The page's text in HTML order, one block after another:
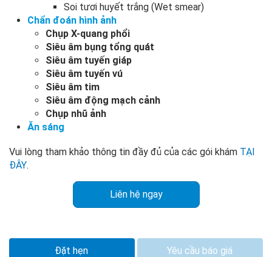
Soi tươi huyết trắng (Wet smear)
Chẩn đoán hình ảnh
Chụp X-quang phổi
Siêu âm bụng tổng quát
Siêu âm tuyến giáp
Siêu âm tuyến vú
Siêu âm tim
Siêu âm động mạch cảnh
Chụp nhũ ảnh
Ăn sáng
Vui lòng tham khảo thông tin đầy đủ của các gói khám TẠI
ĐÂY.
Liên hệ ngay
Đặt hẹn Yêu cầu báo giá